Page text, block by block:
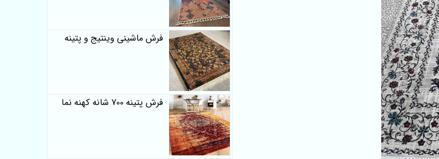
فرش ماشینی وینتیج و پتینه
فرش پتینه 700 شانه کهنه نما